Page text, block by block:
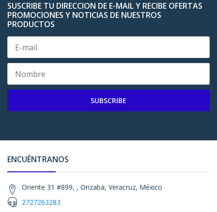
SUSCRIBE TU DIRECCION DE E-MAIL Y RECIBE OFERTAS
PROMOCIONES Y NOTICIAS DE NUESTROS
PRODUCTOS
SUBSCRIBE
ENCUÉNTRANOS
Oriente 31 #899, , Orizaba, Veracruz, México
2727263283